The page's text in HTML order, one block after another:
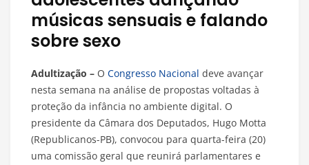
músicas sensuais e falando
sobre sexo
Adultização – O Congresso Nacional deve avançar
nesta semana na análise de propostas voltadas à
proteção da infância no ambiente digital. O
presidente da Câmara dos Deputados, Hugo Motta
(Republicanos-PB), convocou para quarta-feira (20)
uma comissão geral que reunirá parlamentares e